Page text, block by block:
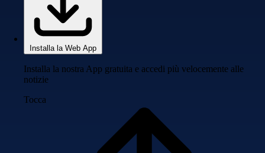
Installa la Web App
Installa la nostra App gratuita e accedi più velocemente alle
notizie
Tocca